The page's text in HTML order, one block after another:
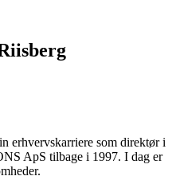
erhvervskarriere som direktør i
ApS tilbage i 1997. I dag er